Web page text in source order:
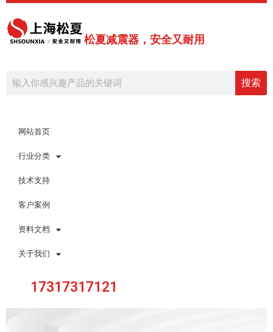
跳
内
松夏减震器，安全又耐用
搜索
网站首页
行业分类
技术支持
客户案例
资料文档
关于我们
17317317121